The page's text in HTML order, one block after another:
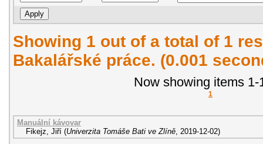
Showing 1 out of a total of 1
Bakalářské práce. (0.001
Now showing items 1-
1
Manuální kávovar
Fikejz, Jiří (Univerzita Tomáše Bati ve Zlíně, 2019-12-02)